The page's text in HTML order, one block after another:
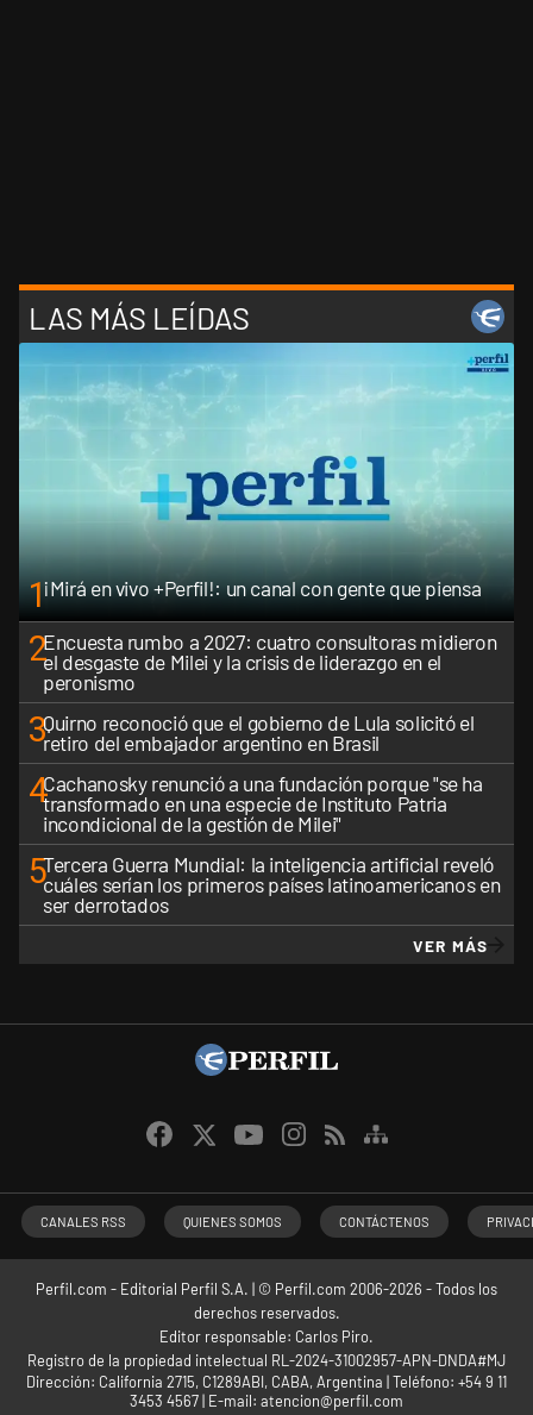
LAS MÁS LEÍDAS
1¡Mirá en vivo +Perfil!: un canal con gente que piensa
2Encuesta rumbo a 2027: cuatro consultoras midieron
el desgaste de Milei y la crisis de liderazgo en el
peronismo
3Quirno reconoció que el gobierno de Lula solicitó el
retiro del embajador argentino en Brasil
4Cachanosky renunció a una fundación porque "se ha
transformado en una especie de Instituto Patria
incondicional de la gestión de Milei"
5Tercera Guerra Mundial: la inteligencia artificial reveló
cuáles serían los primeros países latinoamericanos en
ser derrotados
VER MÁS
CANALES RSS QUIENES SOMOS CONTÁCTENOS
Perfil.com - Editorial Perfil S.A. | © Perfil.com 2006-2026 - Todos los
derechos reservados.
Editor responsable: Carlos Piro.
Registro de la propiedad intelectual RL-2024-31002957-APN-DNDA#MJ
Dirección: California 2715, C1289ABI, CABA, Argentina | Teléfono: +54 9 11
3453 4567| E-mail: atencion@perfil.com